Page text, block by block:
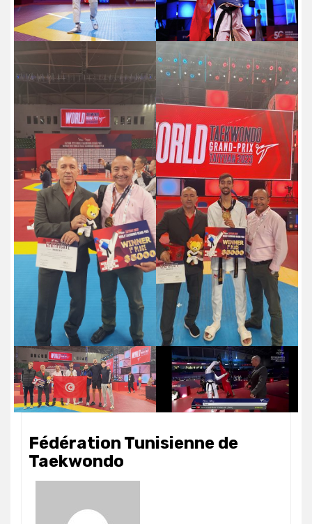
Fédération Tunisienne de
Taekwondo